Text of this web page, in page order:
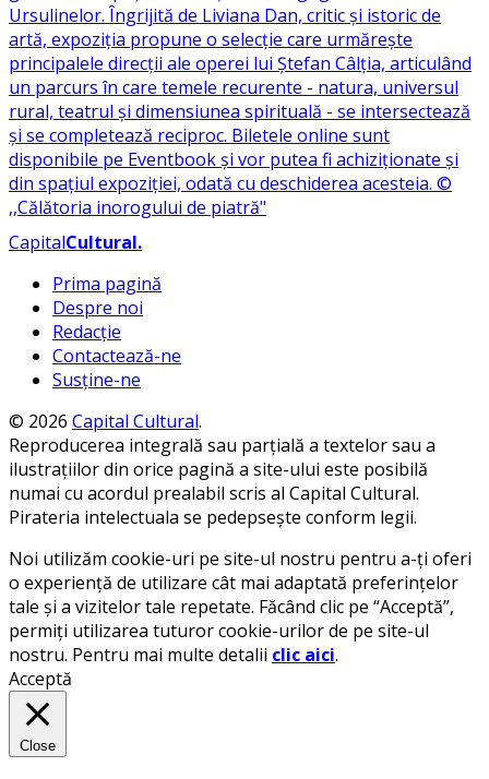
CapitalCultural.
Prima pagină
Despre noi
Redacție
Contactează-ne
Susține-ne
© 2026 Capital Cultural.
Reproducerea integrală sau parțială a textelor sau a
ilustrațiilor din orice pagină a site-ului este posibilă
numai cu acordul prealabil scris al Capital Cultural.
Pirateria intelectuala se pedepsește conform legii.
Noi utilizăm cookie-uri pe site-ul nostru pentru a-ți oferi
o experiență de utilizare cât mai adaptată preferințelor
tale și a vizitelor tale repetate. Făcând clic pe “Acceptă”,
permiți utilizarea tuturor cookie-urilor de pe site-ul
nostru. Pentru mai multe detalii clic aici.
Acceptă
Close